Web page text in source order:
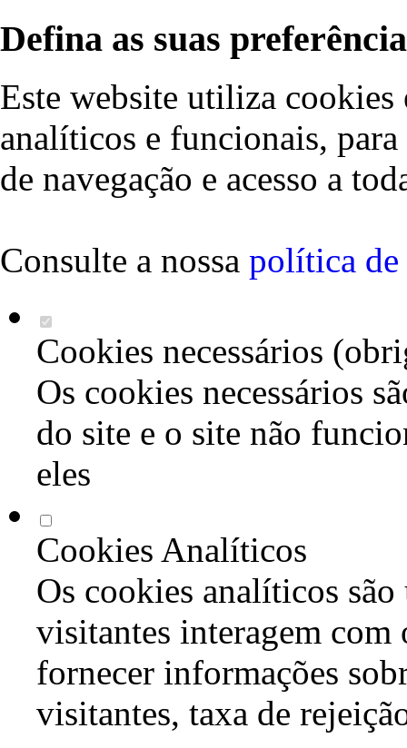
Defina as suas
Este website utiliza cookies
analíticos e funcionais,
de navegação e acesso a
Consulte a nossa política de
Cookies necessários
Os cookies necessários
do site e o site não
eles
Cookies Analíticos
Os cookies analíticos são
visitantes interagem com
fornecer informações
visitantes, taxa de